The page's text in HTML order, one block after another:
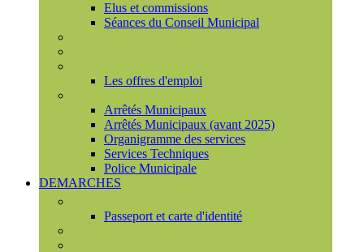
Elus et commissions
Séances du Conseil Municipal
Les offres d'emploi
Arrêtés Municipaux
Arrêtés Municipaux (avant 2025)
Organigramme des services
Services Techniques
Police Municipale
DEMARCHES
Passeport et carte d'identité